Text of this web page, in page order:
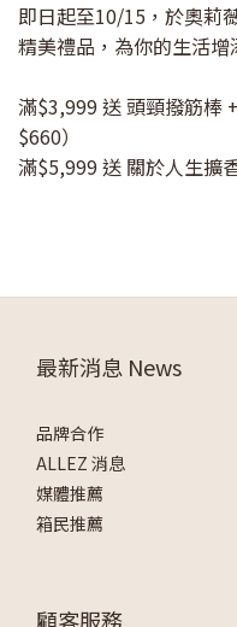
即日起至10/15，於奧莉
精美禮品，為你的生活增
滿$3,999 送 頭頸撥筋棒
$660）
滿$5,999 送 關於人生擴
最新消息 News
品牌合作
ALLEZ 消息
媒體推薦
箱民推薦
顧客服務